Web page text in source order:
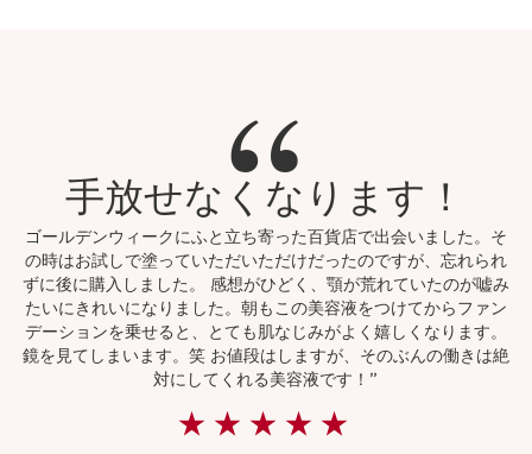
“
手放せなくなります！
ゴールデンウィークにふと立ち寄った百貨店で出会いました。そ
の時はお試しで塗っていただいただけだったのですが、忘れられ
ずに後に購入しました。 感想がひどく、顎が荒れていたのが嘘み
たいにきれいになりました。朝もこの美容液をつけてからファン
デーションを乗せると、とても肌なじみがよく嬉しくなります。
鏡を見てしまいます。笑 お値段はしますが、そのぶんの働きは絶
対にしてくれる美容液です！”
★★★★★
★★★★★